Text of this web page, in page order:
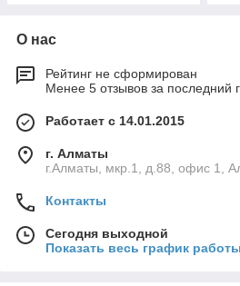
О нас
Рейтинг не сформирован
Менее 5 отзывов за последний
Работает с 14.01.2015
г. Алматы
г.Алматы, мкр.1, д.88, офис 1,
Контакты
Сегодня выходной
Показать весь график работы